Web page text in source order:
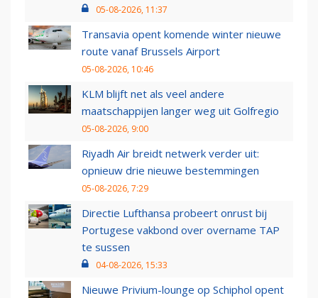
05-08-2026, 11:37
Transavia opent komende winter nieuwe
route vanaf Brussels Airport
05-08-2026, 10:46
KLM blijft net als veel andere
maatschappijen langer weg uit Golfregio
05-08-2026, 9:00
Riyadh Air breidt netwerk verder uit:
opnieuw drie nieuwe bestemmingen
05-08-2026, 7:29
Directie Lufthansa probeert onrust bij
Portugese vakbond over overname TAP
te sussen
04-08-2026, 15:33
Nieuwe Privium-lounge op Schiphol opent